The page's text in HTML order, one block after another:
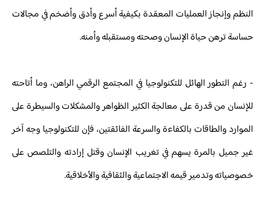
النظم وإنجاز العمليات المعقدة بكيفية أسرع وأدق وأضخم في مجالات
حساسة ترهن حياة الإنسان وصحته ومستقبله وأمنه.
- رغم التطور الهائل للتكنولوجيا في المجتمع الرقمي الراهن، وما أتاحته
للإنسان من قدرة على معالجة الكثير الظواهر والمشكلات والسيطرة على
الموارد والطاقات بالكفاءة والسرعة الفائقتين، فإن للتكنولوجيا وجه آخر
غير جميل بالمرة يسهم في تغريب الإنسان وقتل إرادته والتلصص على
خصوصياته وتدمير قيمه الاجتماعية والثقافية والأخلاقية.